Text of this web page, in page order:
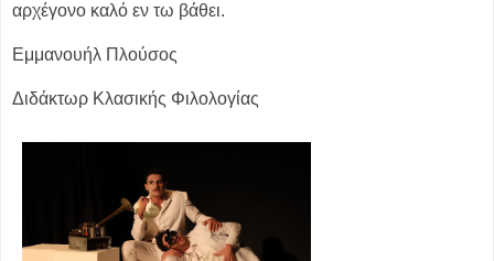
αρχέγονο καλό εν τω βάθει.
Εμμανουήλ Πλούσος
Διδάκτωρ Κλασικής Φιλολογίας